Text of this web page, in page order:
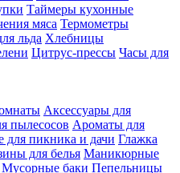
Таймеры кухонные
мяса Термометры
льда Хлебницы
Цитрус-прессы Часы для
Аксессуары для
пылесосов Ароматы для
для пикника и дачи Глажка
для белья Маникюрные
Мусорные баки Пепельницы